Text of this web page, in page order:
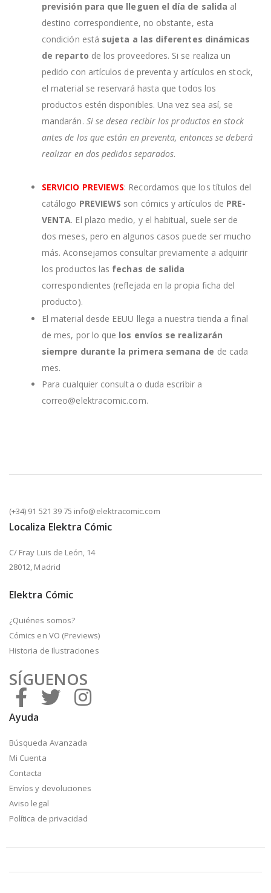
previsión para que lleguen el día de salida al
destino correspondiente, no obstante, esta
condición está sujeta a las diferentes dinámicas
de reparto de los proveedores. Si se realiza un
pedido con artículos de preventa y artículos en stock,
el material se reservará hasta que todos los
productos estén disponibles. Una vez sea así, se
mandarán. Si se desea recibir los productos en stock
antes de los que están en preventa, entonces se deberá
realizar en dos pedidos separados.
SERVICIO PREVIEWS: Recordamos que los títulos del
catálogo PREVIEWS son cómics y artículos de PRE-
VENTA. El plazo medio, y el habitual, suele ser de
dos meses, pero en algunos casos puede ser mucho
más. Aconsejamos consultar previamente a adquirir
los productos las fechas de salida
correspondientes (reflejada en la propia ficha del
producto).
El material desde EEUU llega a nuestra tienda a final
de mes, por lo que los envíos se realizarán
siempre durante la primera semana de de cada
mes.
Para cualquier consulta o duda escribir a
correo@elektracomic.com.
(+34) 91 521 39 75 info@elektracomic.com
Localiza Elektra Cómic
C/ Fray Luis de León, 14
28012, Madrid
Elektra Cómic
¿Quiénes somos?
Cómics en VO (Previews)
Historia de Ilustraciones
SÍGUENOS
Ayuda
Búsqueda Avanzada
Mi Cuenta
Contacta
Envíos y devoluciones
Aviso legal
Política de privacidad